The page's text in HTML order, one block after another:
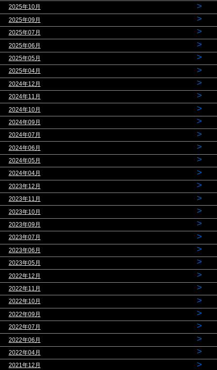
2025年10月 >
2025年09月 >
2025年07月 >
2025年06月 >
2025年05月 >
2025年04月 >
2024年12月 >
2024年11月 >
2024年10月 >
2024年09月 >
2024年07月 >
2024年06月 >
2024年05月 >
2024年04月 >
2023年12月 >
2023年11月 >
2023年10月 >
2023年09月 >
2023年07月 >
2023年06月 >
2023年05月 >
2022年12月 >
2022年11月 >
2022年10月 >
2022年09月 >
2022年07月 >
2022年06月 >
2022年04月 >
2021年12月 >